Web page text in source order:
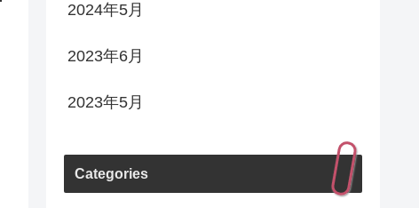
2024年5月
2023年6月
2023年5月
Categories